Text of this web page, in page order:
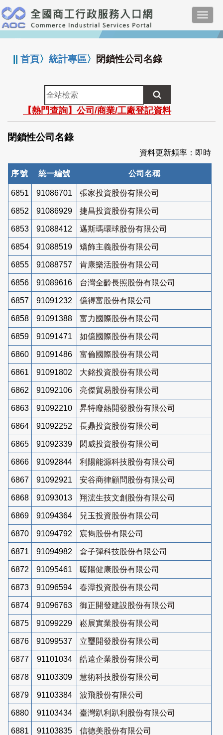
跳
到
主
要
:::
||首頁〉統計專區〉 閉鎖性公司名錄
全
站
檢
索
【熱門查詢】公司/商業/工廠登記資料
閉鎖性公司名錄
資料更新頻率：即時
序號 統一編號 公司名稱
6851 91086701 張家投資股份有限公司
6852 91086929 捷昌投資股份有限公司
6853 91088412 邁斯瑪環球股份有限公司
6854 91088519 矯飾主義股份有限公司
6855 91088757 肯康樂活股份有限公司
6856 91089616 台灣全齡長照股份有限公司
6857 91091232 億得富股份有限公司
6858 91091388 富力國際股份有限公司
6859 91091471 如億國際股份有限公司
6860 91091486 富倫國際股份有限公司
6861 91091802 大銘投資股份有限公司
6862 91092106 亮傑貿易股份有限公司
6863 91092210 昇特廢熱開發股份有限公司
6864 91092252 長鼎投資股份有限公司
6865 91092339 閎威投資股份有限公司
6866 91092844 利陽能源科技股份有限公司
6867 91092921 安谷商律顧問股份有限公司
6868 91093013 翔浤生技文創股份有限公司
6869 91094364 兒玉投資股份有限公司
6870 91094792 宸雋股份有限公司
6871 91094982 盒子彈科技股份有限公司
6872 91095461 暖陽健康股份有限公司
6873 91096594 春潭投資股份有限公司
6874 91096763 御正開發建設股份有限公司
6875 91099229 崧展實業股份有限公司
6876 91099537 立璽開發股份有限公司
6877 91101034 皓遠企業股份有限公司
6878 91103309 慧術科技股份有限公司
6879 91103384 波飛股份有限公司
6880 91103434 臺灣趴利趴利股份有限公司
6881 91103835 信德美股份有限公司